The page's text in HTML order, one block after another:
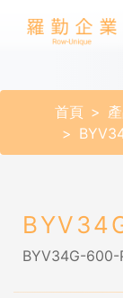
首頁
BYV34G-600-